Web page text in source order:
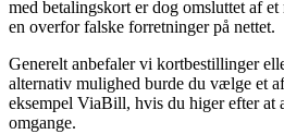
med betalingskort er dog omsluttet af
en overfor falske forretninger på nettet.
Generelt anbefaler vi kortbestillinger
alternativ mulighed burde du vælge et
eksempel ViaBill, hvis du higer efter at
omgange.